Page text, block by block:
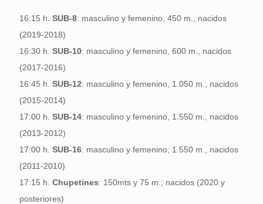
16:15 h. SUB-8: masculino y femenino, 450 m., nacidos
(2019-2018)
16:30 h. SUB-10: masculino y femenino, 600 m., nacidos
(2017-2016)
16:45 h. SUB-12: masculino y femenino, 1.050 m., nacidos
(2015-2014)
17:00 h. SUB-14: masculino y femenino, 1.550 m., nacidos
(2013-2012)
17:00 h. SUB-16: masculino y femenino; 1.550 m., nacidos
(2011-2010)
17:15 h. Chupetines: 150mts y 75 m.; nacidos (2020 y
posteriores)